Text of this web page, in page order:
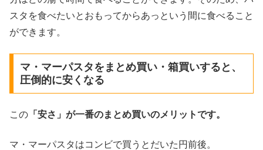
スタを食べたいとおもってからあっという間に食べること
ができます。
マ・マーパスタをまとめ買い・箱買いすると、
圧倒的に安くなる
この 「安さ」が一番のまとめ買いのメリットです。
マ・マーパスタはコンビで買うとだいた円前後。